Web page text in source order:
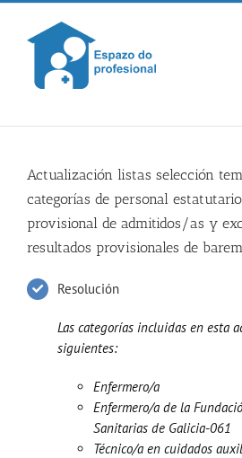
Skip
content
Actualización listas selección
categorías de personal
provisional de admitidos/as y
resultados provisionales de
Resolución
Las categorías incluidas en esta
siguientes:
Enfermero/a
Enfermero/a de la
Sanitarias de Galicia-061
Técnico/a en cuidados